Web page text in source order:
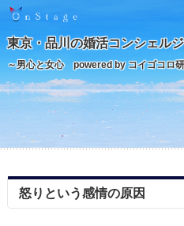
東京・品川の婚活コンシェル
～男心と女心 powered by コイゴコロ
怒りという感情の原因